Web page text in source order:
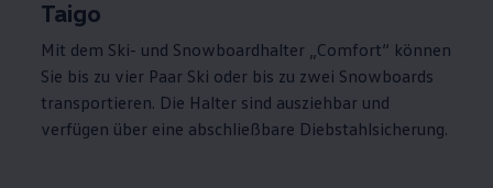
Taigo
Mit dem Ski- und Snowboardhalter „Comfort“ können
Sie bis zu vier Paar Ski oder bis zu zwei Snowboards
transportieren. Die Halter sind ausziehbar und
verfügen über eine abschließbare Diebstahlsicherung.